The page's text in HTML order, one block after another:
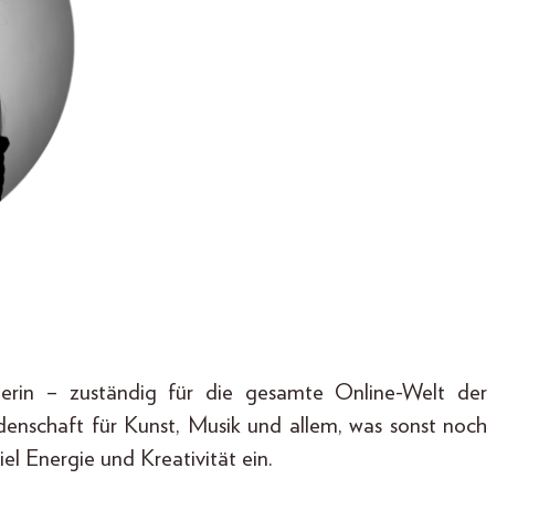
– zuständig für die gesamte Online-Welt der
für Kunst, Musik und allem, was sonst noch
Energie und Kreativität ein.